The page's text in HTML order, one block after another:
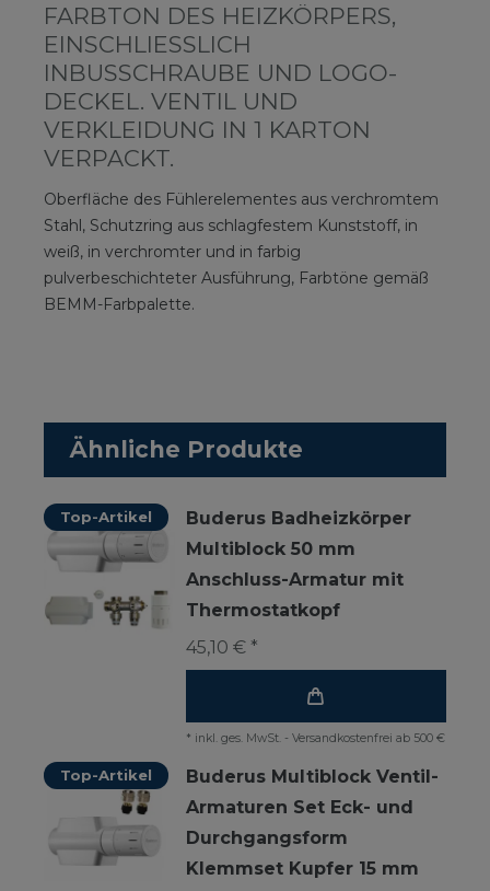
RBTON DES HEIZKÖRPERS, EI
NSCHLIESSLICH INB
USSCHRAUBE UND LOGO-DEC
KEL. VENTIL UND VER
KLEIDUNG IN 1 KARTON VER
PACKT.
Oberfläche des Fühlerelementes aus verchromtem
Stahl, Schutzring aus schlagfestem Kunststoff, in
weiß, in verchromter und in farbig
pulverbeschichteter Ausführung, Farbtöne gemäß
BEMM-Farbpalette.
Ähnliche Produkte
Top-Artikel
Buderus Badheizkörper
Multiblock 50 mm
Anschluss-Armatur mit
Thermostatkopf
45,10 € *
* inkl. ges. MwSt. - Versandkostenfrei ab 500 €
Top-Artikel
Buderus Multiblock Ventil-
Armaturen Set Eck- und
Durchgangsform
Klemmset Kupfer 15 mm